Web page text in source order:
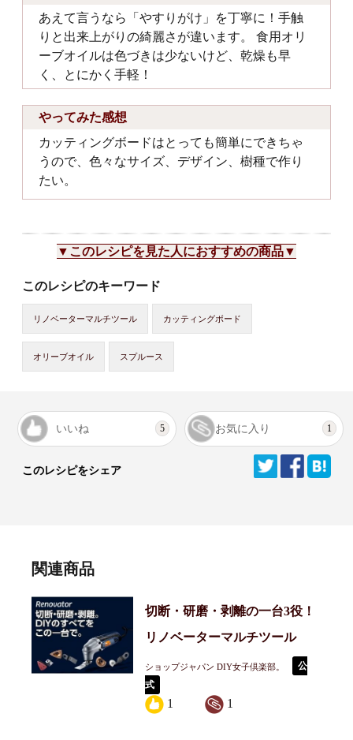
あえて言うなら「やすりがけ」を丁寧に！手触
りと出来上がりの綺麗さが違います。 食用オリ
ーブオイルは色づきは少ないけど、乾燥も早
く、とにかく手軽！
やってみた感想
カッティングボードはとっても簡単にできちゃ
うので、色々なサイズ、デザイン、樹種で作り
たい。
▼このレシピを見た人におすすめの商品▼
このレシピのキーワード
リノベーターマルチツール カッティングボード
オリーブオイル スプルース
いいね 5 お気に入り 1
このレシピをシェア
関連商品
切断・研磨・剥離の一台3役！
リノベーターマルチツール
ショップジャパン DIY女子倶楽部。
公
式
1 1